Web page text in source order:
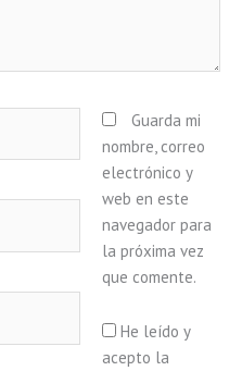
Guarda mi
nombre, correo
electrónico y
web en este
navegador para
la próxima vez
que comente.
He leído y
acepto la